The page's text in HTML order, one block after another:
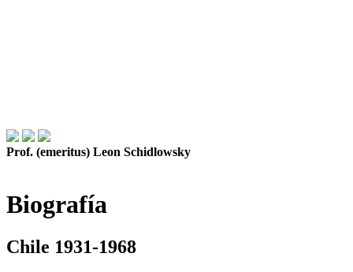
Prof. (emeritus) Leon Schidlowsky
Biografía
Chile 1931-1968